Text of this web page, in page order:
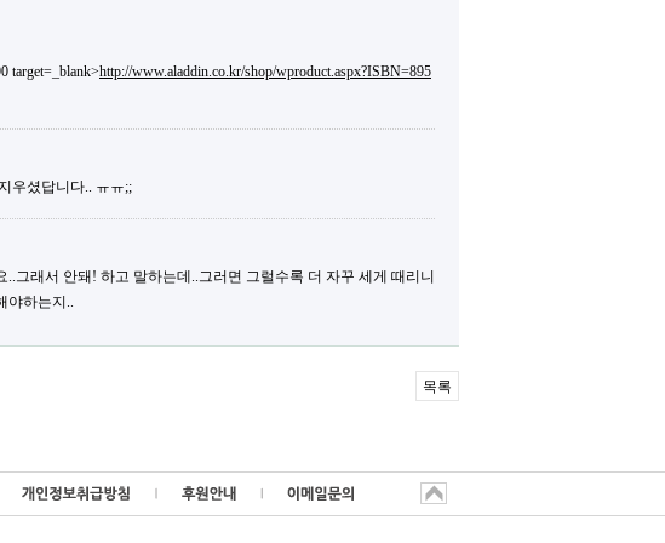
target=_blank>http://www.aladdin.co.kr/shop/wproduct.aspx?ISBN=895
우셨답니다.. ㅠㅠ;;
래서 안돼! 하고 말하는데..그러면 그럴수록 더 자꾸 세게 때리니
야하는지..
목록